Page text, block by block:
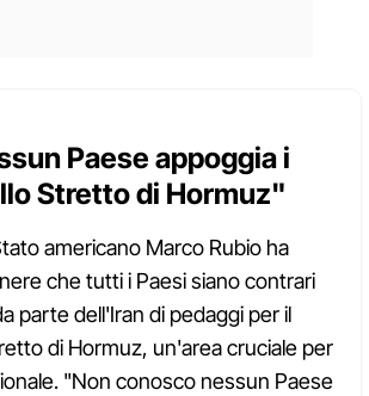
Paese appoggia i
Stretto di Hormuz"
americano Marco Rubio ha
che tutti i Paesi siano contrari
parte dell'Iran di pedaggi per il
di Hormuz, un'area cruciale per
"Non conosco nessun Paese